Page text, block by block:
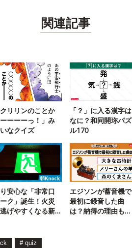
関連記事
クリリンのことか
ーーーっ！」み
なクイズ
「？」に入る漢字は
なに？和同開珎パズ
ル170
安心な「非常口
ク」誕生！火災
げやすくなる新
エジソンが蓄音機で
最初に録音した曲
は？納得の理由も
# quiz